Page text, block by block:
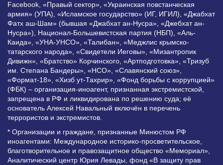
Facebook, «Правый сектор», «Украинская повстанческая
армия» (УПА), «Исламское государство» (ИГ, ИГИЛ), «Джабхат
Фатх аш-Шам» (бывшая «Джабхат ан-Нусра», «Джебхат ан-
Нусра»), Национал-Большевистская партия (НБП), «Аль-
Каида», «УНА-УНСО», «Талибан», «Меджлис крымско-
татарского народа», «Свидетели Иеговы», «Мизантропик
Дивижн», «Братство» Корчинского, «Артподготовка», «Тризуб
им. Степана Бандеры», «НСО», «Славянский союз»,
«Формат-18», «Хизб ут-Тахрир», «Фонд борьбы с коррупцией»
(ФБК) – организация-иноагент, признанная экстремистской,
запрещена в РФ и ликвидирована по решению суда; её
основатель Алексей Навальный включён в перечень
террористов и экстремистов.
* Организации и граждане, признанные Минюстом РФ
иноагентами: Международное историко-просветительское,
благотворительное и правозащитное общество «Мемориал»,
Аналитический центр Юрия Левады, фонд «В защиту прав